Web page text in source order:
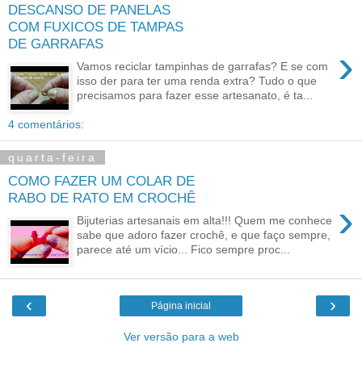
DESCANSO DE PANELAS
COM FUXICOS DE TAMPAS
DE GARRAFAS
›
Vamos reciclar tampinhas de garrafas? E se com
isso der para ter uma renda extra? Tudo o que
precisamos para fazer esse artesanato, é ta...
4 comentários:
quarta-feira
COMO FAZER UM COLAR DE
RABO DE RATO EM CROCHÊ
›
Bijuterias artesanais em alta!!! Quem me conhece
sabe que adoro fazer crochê, e que faço sempre,
parece até um vício... Fico sempre proc...
‹ ›
Página inicial
Ver versão para a web